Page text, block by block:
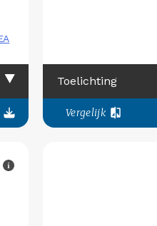
Toelichting
Vergelijk